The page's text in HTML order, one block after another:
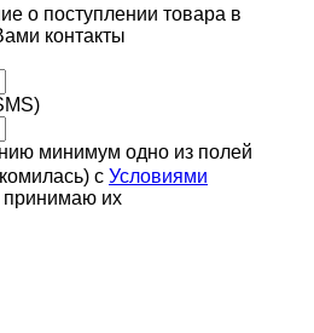
о поступлении товара в
контакты
минимум одно из полей
с Условиями
принимаю их